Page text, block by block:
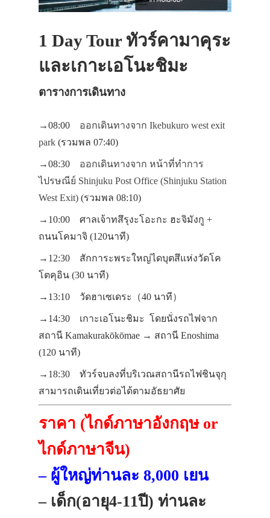
1 Day Tour ทัวร์คามาคุระ
และเกาะเอโนะชิมะ
ตารางการเดินทาง
→08:00 ออกเดินทางจาก Ikebukuro west exit
park (รวมพล 07:40)
→08:30 ออกเดินทางจาก หน้าที่ทำการ
ไปรษณีย์ Shinjuku Post Office (Shinjuku Station
West Exit) (รวมพล 08:10)
→10:00 ศาลเจ้าทสึรุงะโอะกะ ฮะจิมังกู +
ถนนโคมาจิ (120นาที)
→12:30 สักการะพระใหญ่ไดบุตสึแห่งวัดโค
โตคุอิน (30 นาที)
→13:10 วัดฮาเซเดระ（40 นาที）
→14:30 เกาะเอโนะชิมะ โดยนั่งรถไฟจาก
สถานี Kamakurakōkōmae → สถานี Enoshima
(120 นาที)
→18:30 ทัวร์จบลงที่บริเวณสถานีรถไฟชินจุกุ
สามารถเดินเที่ยวต่อได้ตามอัธยาศัย
ราคา (ไกด์ภาษาอังกฤษ or
ไกด์ภาษาจีน)
– ผู้ใหญ่ท่านละ 8,000 เยน
– เด็ก(อายุ4-11ปี) ท่านละ